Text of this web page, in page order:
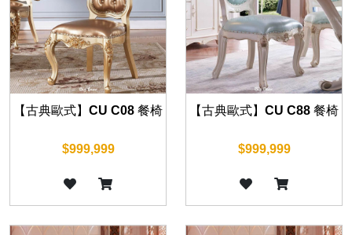
【古典歐式】CU C08 餐椅
$999,999
【古典歐式】CU C88 餐椅
$999,999